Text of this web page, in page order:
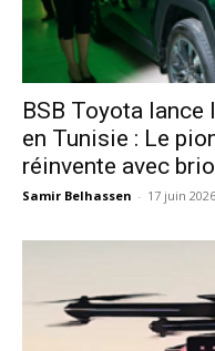
​BSB Toyota lance
en Tunisie : Le
réinvente avec brio
Samir Belhassen - 17 juin 2026